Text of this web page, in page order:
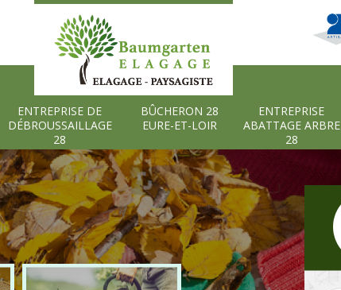
ENTREPRISE DE
DÉBROUSSAILLAGE
28
BÛCHERON 28
EURE-ET-LOIR
ENTREPRISE
ABATTAGE ARBRE
28